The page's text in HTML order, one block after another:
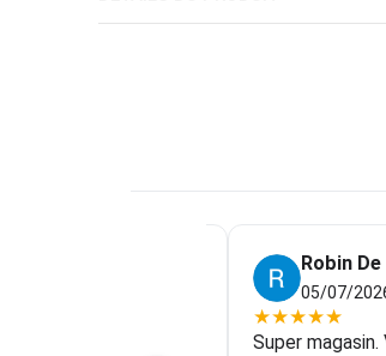
Robin
05/07/
★★★★★
Super